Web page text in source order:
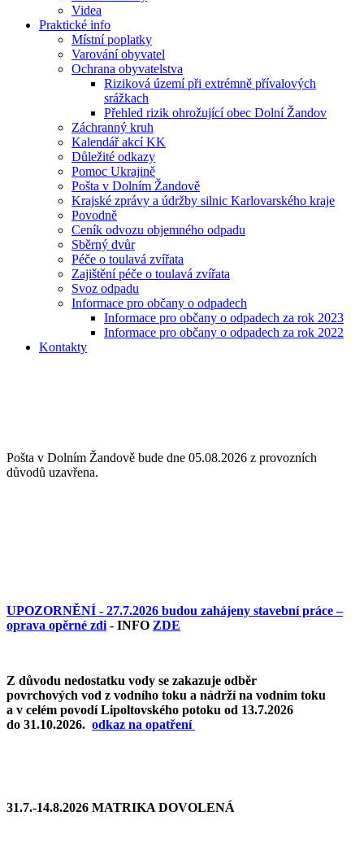
Videa
Praktické info
Místní poplatky
Varování obyvatel
Ochrana obyvatelstva
Riziková území při extrémně přívalových
srážkach
Přehled rizik ohrožující obec Dolní Žandov
Záchranný kruh
Kalendář akcí KK
Důležité odkazy
Pomoc Ukrajině
Pošta v Dolním Žandově
Krajské zprávy a údržby silnic Karlovarského kraje
Povodně
Ceník odvozu objemného odpadu
Sběrný dvůr
Péče o toulavá zvířata
Zajištění péče o toulavá zvířata
Svoz odpadu
Informace pro občany o odpadech
Informace pro občany o odpadech za rok 2023
Informace pro občany o odpadech za rok 2022
Kontakty
Pošta v Dolním Žandově bude dne 05.08.2026 z provozních
důvodů uzavřena.
UPOZORNĚNÍ - 27.7.2026 budou zahájeny stavební práce –
oprava opěrné zdi - INFO ZDE
Z důvodu nedostatku vody se zakazuje odběr
povrchových vod z vodního toku a nádrží na vodním toku
a v celém povodí Lipoltovského potoku od 13.7.2026
do 31.10.2026. odkaz na opatření
31.7.-14.8.2026 MATRIKA DOVOLENÁ